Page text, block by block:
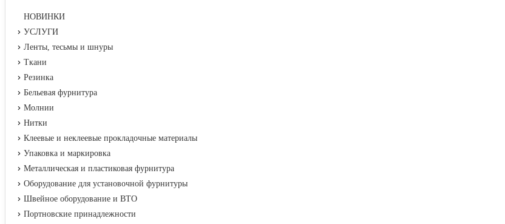
НОВИНКИ
УСЛУГИ
Ленты, тесьмы и шнуры
Ткани
Резинка
Бельевая фурнитура
Молнии
Нитки
Клеевые и неклеевые прокладочные материалы
Упаковка и маркировка
Металлическая и пластиковая фурнитура
Оборудование для установочной фурнитуры
Швейное оборудование и ВТО
Портновские принадлежности